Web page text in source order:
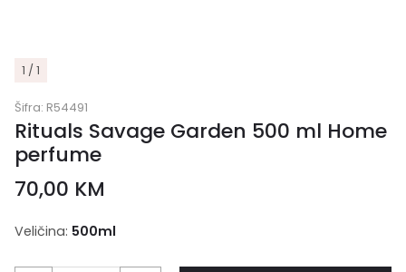
1 / 1
Šifra: R54491
Rituals Savage Garden 500 ml Home
perfume
70,00 KM
Veličina: 500ml